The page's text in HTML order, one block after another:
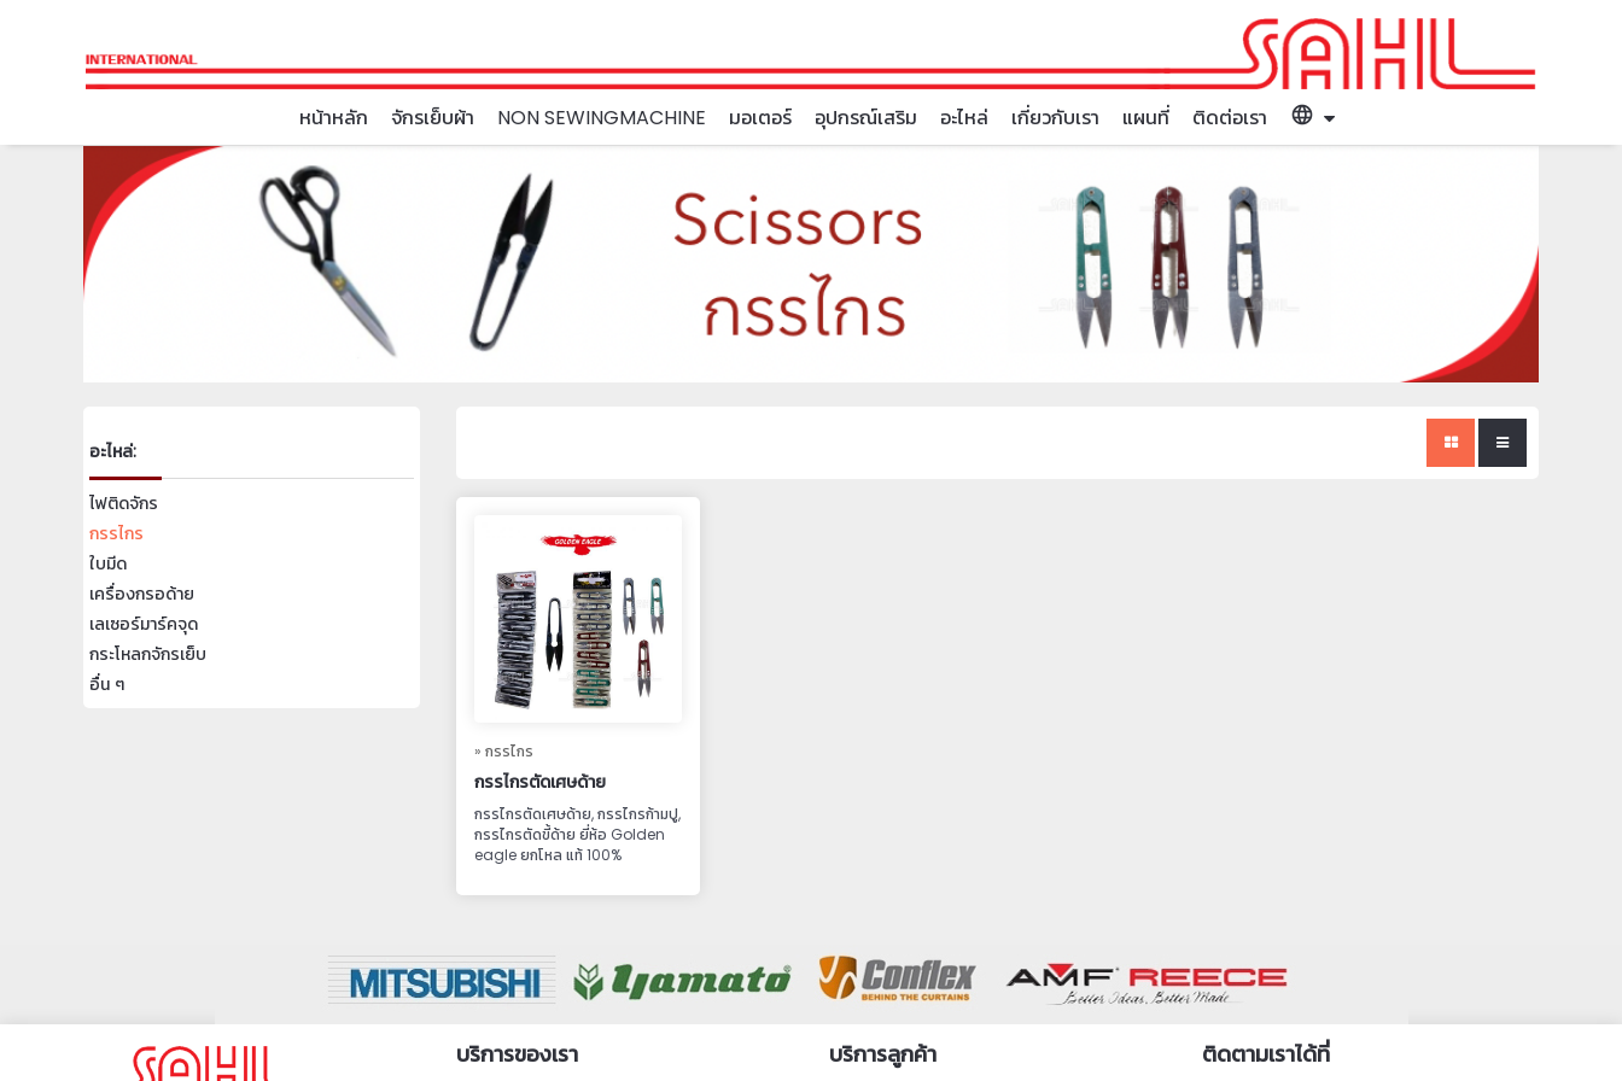
หน้าหลัก จักรเย็บผ้า NON SEWINGMACHINE มอเตอร์ อุปกรณ์เสริม อะไหล่ เกี่ยวกับเรา แผนที่ ติดต่อเรา language
อะไหล่:
ไฟติดจักร
กรรไกร
ใบมีด
เครื่องกรอด้าย
เลเซอร์มาร์คจุด
กระโหลกจักรเย็บ
อื่น ๆ
» กรรไกร
กรรไกรตัดเศษด้าย
กรรไกรตัดเศษด้าย, กรรไกรก้ามปู,
กรรไกรตัดขี้ด้าย ยี่ห้อ Golden
eagle ยกโหล แท้ 100%
บริการของเรา บริการลูกค้า ติดตามเราได้ที่